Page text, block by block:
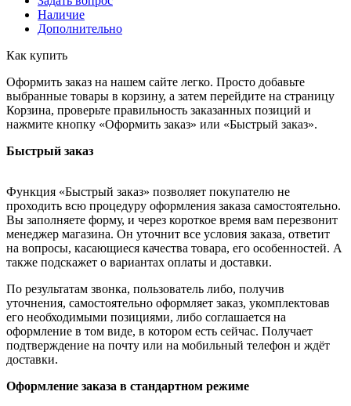
Наличие
Дополнительно
Как купить
Оформить заказ на нашем сайте легко. Просто добавьте
выбранные товары в корзину, а затем перейдите на страницу
Корзина, проверьте правильность заказанных позиций и
нажмите кнопку «Оформить заказ» или «Быстрый заказ».
Быстрый заказ
Функция «Быстрый заказ» позволяет покупателю не
проходить всю процедуру оформления заказа самостоятельно.
Вы заполняете форму, и через короткое время вам перезвонит
менеджер магазина. Он уточнит все условия заказа, ответит
на вопросы, касающиеся качества товара, его особенностей. А
также подскажет о вариантах оплаты и доставки.
По результатам звонка, пользователь либо, получив
уточнения, самостоятельно оформляет заказ, укомплектовав
его необходимыми позициями, либо соглашается на
оформление в том виде, в котором есть сейчас. Получает
подтверждение на почту или на мобильный телефон и ждёт
доставки.
Оформление заказа в стандартном режиме